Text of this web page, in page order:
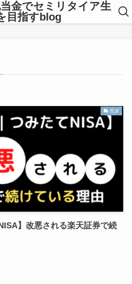
金でセミリタイア生
目指すblog
投資
】改悪される楽天証券で続